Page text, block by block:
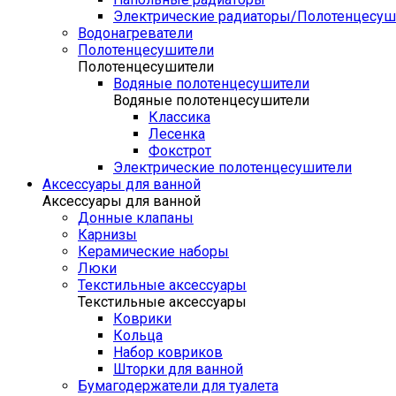
Электрические радиаторы/
Водонагреватели
Полотенцесушители
Полотенцесушители
Водяные полотенцесушители
Водяные полотенцесушители
Классика
Лесенка
Фокстрот
Электрические полотенцесушители
Аксессуары для ванной
Аксессуары для ванной
Донные клапаны
Карнизы
Керамические наборы
Люки
Текстильные аксессуары
Текстильные аксессуары
Коврики
Кольца
Набор ковриков
Шторки для ванной
Бумагодержатели для туалета